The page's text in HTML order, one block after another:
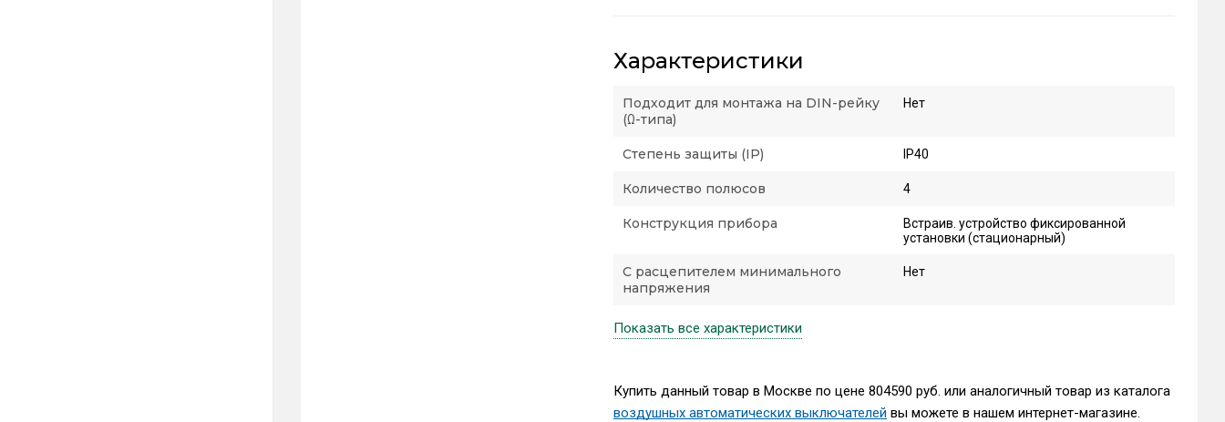
Характеристики
Подходит для монтажа на DIN-рейку
(Ω-типа)
Нет
Степень защиты (IP) IP40
Количество полюсов 4
Конструкция прибора
Встраив. устройство фиксированной
установки (стационарный)
С расцепителем минимального
напряжения
Нет
Показать все характеристики
Купить данный товар в Москве по цене 804590 руб. или аналогичный товар из каталога
воздушных автоматических выключателей вы можете в нашем интернет-магазине.